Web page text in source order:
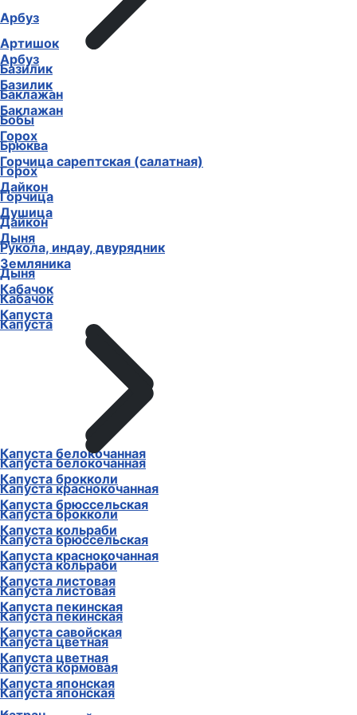
Арбуз
Базилик
Баклажан
Горох
Горчица сарептская (салатная)
Дайкон
Душица
Дыня
Земляника
Кабачок
Капуста
Капуста белокочанная
Капуста брокколи
Капуста брюссельская
Капуста кольраби
Капуста краснокочанная
Капуста листовая
Капуста пекинская
Капуста савойская
Капуста цветная
Капуста японская
Арбуз
Артишок
Базилик
Баклажан
Бобы
Брюква
Горох
Горчица
Дайкон
Рукола, индау, двурядник
Дыня
Кабачок
Капуста
Капуста белокочанная
Капуста краснокочанная
Капуста брокколи
Капуста брюссельская
Капуста кольраби
Капуста листовая
Капуста пекинская
Капуста цветная
Капуста кормовая
Капуста японская